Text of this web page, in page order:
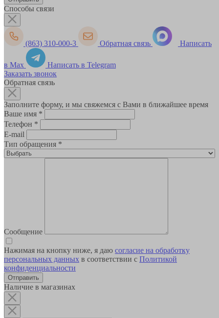
Способы связи
(863) 310-000-3 Обратная связь Написать
в Max
Написать в Telegram
Заказать звонок
Обратная связь
Заполните форму, и мы свяжемся с Вами в ближайшее время
Ваше имя *
Телефон *
E-mail
Тип обращения *
Сообщение
Нажимая на кнопку ниже, я даю согласие на обработку
персональных данных в соответствии с Политикой
конфиденциальности
Наличие в магазинах